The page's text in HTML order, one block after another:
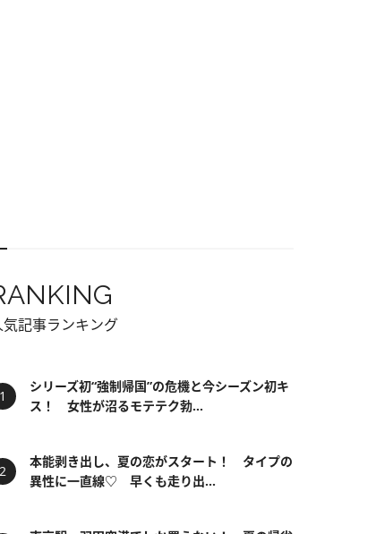
気記事ランキング
シリーズ初“強制帰国”の危機と今シーズン初キ
ス！ 女性が沼るモテテク勃...
本能剥き出し、夏の恋がスタート！ タイプの
異性に一直線♡ 早くも走り出...